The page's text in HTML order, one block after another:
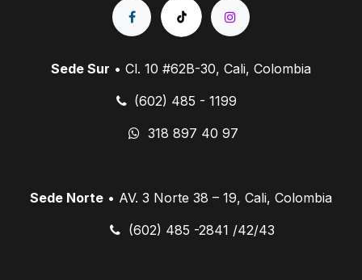
Sede Sur • Cl. 10 #62B-30, Cali, Colombia
(602) 485 - 1199
318 897 40 97
Sede Norte • AV. 3 Norte 38 – 19, Cali, Colombia
​ (602) 485 -2841 /42/43